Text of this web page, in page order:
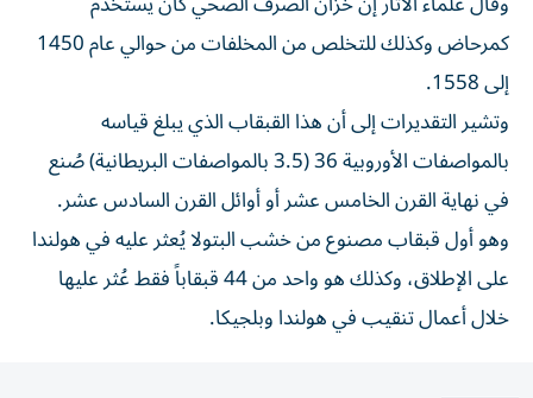
كمرحاض وكذلك للتخلص من المخلفات من حوالي عام 1450
إلى 1558.
وتشير التقديرات إلى أن هذا القبقاب الذي يبلغ قياسه
بالمواصفات الأوروبية 36 (3.5 بالمواصفات البريطانية) صُنع
في نهاية القرن الخامس عشر أو أوائل القرن السادس عشر.
وهو أول قبقاب مصنوع من خشب البتولا يُعثر عليه في هولندا
على الإطلاق، وكذلك هو واحد من 44 قبقاباً فقط عُثر عليها
خلال أعمال تنقيب في هولندا وبلجيكا.